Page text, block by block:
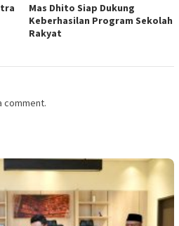
Mas Dhito Siap Dukung
Keberhasilan Program Sekolah
Rakyat
comment.